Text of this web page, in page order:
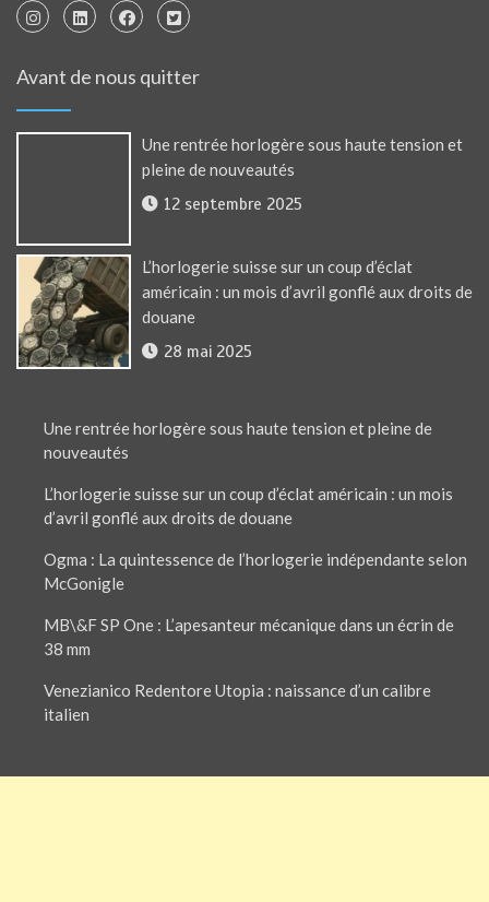
Avant de nous quitter
Une rentrée horlogère sous haute tension et
pleine de nouveautés
12 septembre 2025
L’horlogerie suisse sur un coup d’éclat
américain : un mois d’avril gonflé aux droits de
douane
28 mai 2025
Une rentrée horlogère sous haute tension et pleine de
nouveautés
L’horlogerie suisse sur un coup d’éclat américain : un mois
d’avril gonflé aux droits de douane
Ogma : La quintessence de l’horlogerie indépendante selon
McGonigle
MB\&F SP One : L’apesanteur mécanique dans un écrin de
38 mm
Venezianico Redentore Utopia : naissance d’un calibre
italien